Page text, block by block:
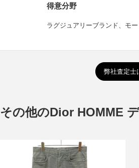
得意分野
ラグジュアリーブランド、モ
弊社査定士
その他のDior HOMME